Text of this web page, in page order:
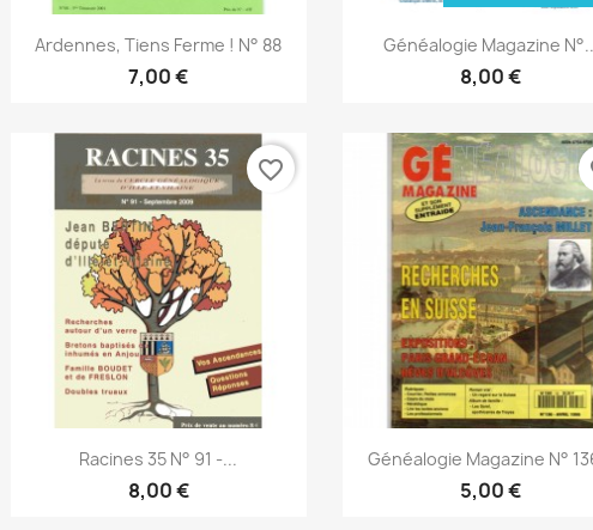
Aperçu rapide
Ardennes, Tiens Ferme ! N° 88
7,00 €
Aperçu rapide
Généalogie Magazine
8,00 €
Aperçu rapide
Racines 35 N° 91 -...
8,00 €
favorite_border
Aperçu rapide
Généalogie Magazine N°
5,00 €